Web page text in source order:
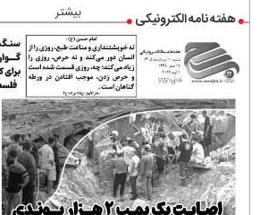
بیشتر هفته نامه الکترونیکی